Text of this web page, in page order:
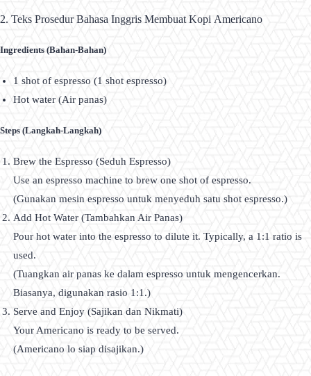
2. Teks Prosedur Bahasa Inggris Membuat Kopi Americano
Ingredients (Bahan-Bahan)
1 shot of espresso (1 shot espresso)
Hot water (Air panas)
Steps (Langkah-Langkah)
Brew the Espresso (Seduh Espresso)
Use an espresso machine to brew one shot of espresso.
(Gunakan mesin espresso untuk menyeduh satu shot espresso.)
Add Hot Water (Tambahkan Air Panas)
Pour hot water into the espresso to dilute it. Typically, a 1:1 ratio is
used.
(Tuangkan air panas ke dalam espresso untuk mengencerkan.
Biasanya, digunakan rasio 1:1.)
Serve and Enjoy (Sajikan dan Nikmati)
Your Americano is ready to be served.
(Americano lo siap disajikan.)